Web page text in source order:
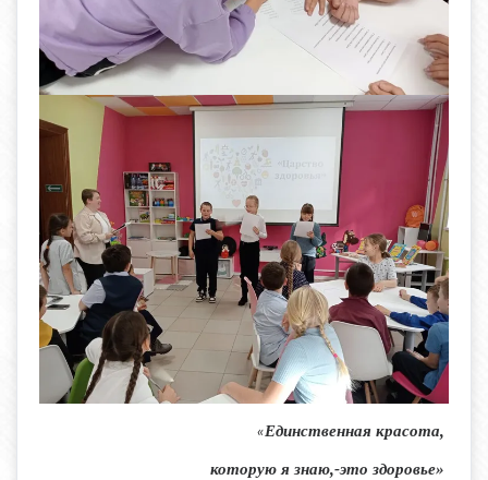
«Единственная красота,
которую я знаю,-это здоровье»